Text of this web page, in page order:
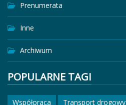
Prenumerata
Inne
Archiwum
POPULARNE TAGI
Współpraca Transport drogowy